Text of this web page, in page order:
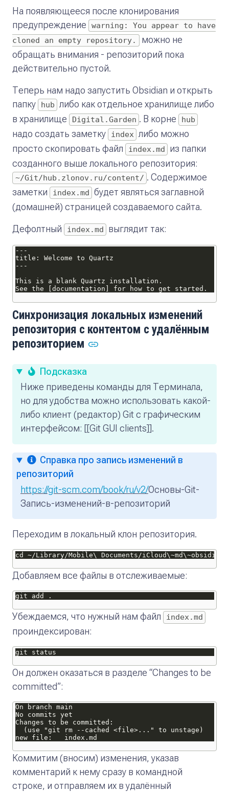
На появляющееся после клонирования
предупреждение
warning: You appear to have
cloned an empty repository.
можно не
обращать внимания - репозиторий пока
действительно пустой.
Теперь нам надо запустить Obsidian и открыть
папку
hub либо как отдельное хранилище либо
в хранилище
Digital.Garden . В корне hub
надо создать заметку index либо можно
просто скопировать файл
index.md
из папки
созданного выше локального репозитория:
~/Git/hub.zlonov.ru/content/ . Содержимое
заметки
index.md будет являться заглавной
(домашней) страницей создаваемого сайта.
Дефолтный index.md выглядит так:
Синхронизация локальных изменений
репозитория с контентом с удалённым
репозиторием
Подсказка
Ниже приведены команды для Терминала,
но для удобства можно использовать какой-
либо клиент (редактор) Git с графическим
интерфейсом: [[Git GUI clients]].
Справка про запись изменений в
репозиторий
https://git-scm.com/book/ru/v2/Основы-Git-
Запись-изменений-в-репозиторий
Переходим в локальный клон репозитория.
Добавляем все файлы в отслеживаемые:
Убеждаемся, что нужный нам файл index.md
проиндексирован:
Он должен оказаться в разделе “Changes to be
committed”:
Коммитим (вносим) изменения, указав
комментарий к нему сразу в командной
строке, и отправляем их в удалённый